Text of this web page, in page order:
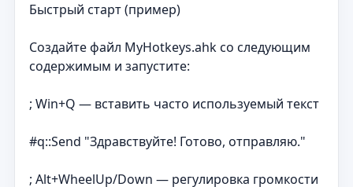
Быстрый старт (пример)
Создайте файл MyHotkeys.ahk со следующим
содержимым и запустите:
; Win+Q — вставить часто используемый текст
#q::Send "Здравствуйте! Готово, отправляю."
; Alt+WheelUp/Down — регулировка громкости